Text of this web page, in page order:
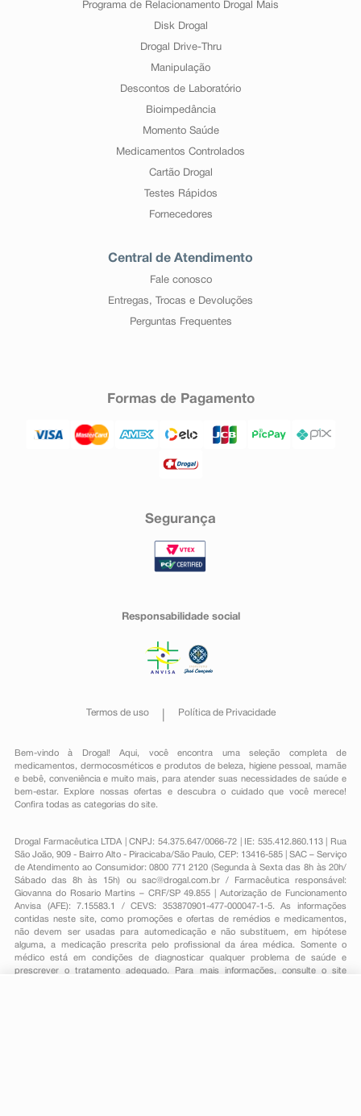
Programa de Relacionamento Drogal Mais
Disk Drogal
Drogal Drive-Thru
Manipulação
Descontos de Laboratório
Bioimpedância
Momento Saúde
Medicamentos Controlados
Cartão Drogal
Testes Rápidos
Fornecedores
Central de Atendimento
Fale conosco
Entregas, Trocas e Devoluções
Perguntas Frequentes
Formas de Pagamento
Segurança
Responsabilidade social
Termos de uso Política de Privacidade
Bem-vindo à Drogal! Aqui, você encontra uma seleção completa de
medicamentos , dermocosméticos e produtos de beleza, higiene pessoal ,mamãe
e bebê, conveniênciae muito mais, para atender suas necessidades de saúde e
bem-estar. Explore nossas ofertas e descubra o cuidado que você merece!
Confira todas as categorias do site.
Drogal Farmacêutica LTDA | CNPJ: 54.375.647/0066-72 | IE: 535.412.860.113 | Rua
São João, 909 - Bairro Alto - Piracicaba/São Paulo, CEP: 13416-585 | SAC – Serviço
de Atendimento ao Consumidor: 0800 771 2120 (Segunda à Sexta das 8h às 20h/
Sábado das 8h às 15h) ou sac@drogal.com.br/ Farmacêutica responsável:
Giovanna do Rosario Martins – CRF/SP 49.855 | Autorização de Funcionamento
Anvisa (AFE): 7.15583.1 / CEVS: 353870901-477-000047-1-5. As informações
contidas neste site, como promoções e ofertas de remédios e medicamentos,
não devem ser usadas para automedicação e não substituem, em hipótese
alguma, a medicação prescrita pelo profissional da área médica. Somente o
médico está em condições de diagnosticar qualquer problema de saúde e
prescrever o tratamento adequado. Para mais informações, consulte o site